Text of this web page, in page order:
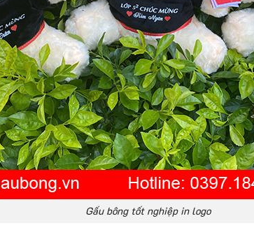
Gấu bông tốt nghiệp in logo